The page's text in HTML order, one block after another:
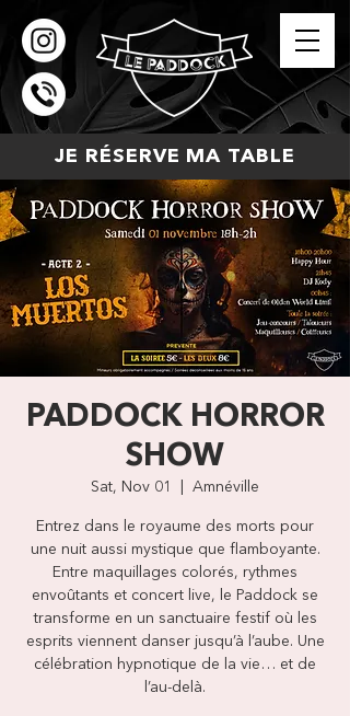
JE RÉSERVE MA TABLE
PADDOCK HORROR
SHOW
Sat, Nov 01 Amnéville
Entrez dans le royaume des morts pour
une nuit aussi mystique que flamboyante.
Entre maquillages colorés, rythmes
envoûtants et concert live, le Paddock se
transforme en un sanctuaire festif où les
esprits viennent danser jusqu’à l’aube. Une
célébration hypnotique de la vie… et de
l’au-delà.